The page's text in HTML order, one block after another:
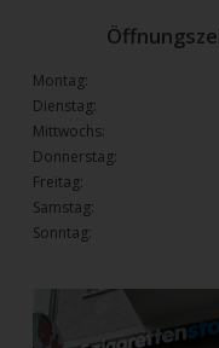
Montag:
Dienstag:
Mittwochs:
Donnerstag:
Freitag:
Samstag:
Sonntag: